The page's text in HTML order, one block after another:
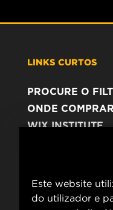
LINKS CURTOS
PROCURE O
ONDE COMPRAR
WIX INSTITUTE
Este website
do utilizador e